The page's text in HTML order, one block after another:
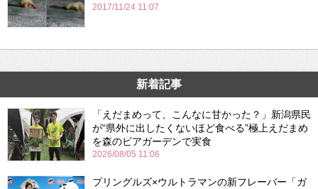
2017/11/24 11:07
新着記事
「えだまめって、こんなに甘かった？」新潟県民
が“県外に出したくないほど食べる”極上えだまめ
を森のビアガーデンで実食
2026/08/05 11:06
プリングルズ×ウルトラマンの新フレーバー「ガ